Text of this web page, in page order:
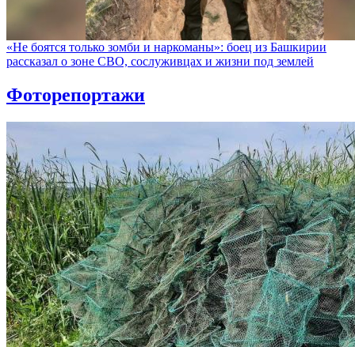
«Не боятся только зомби и наркоманы»: боец из Башкирии
рассказал о зоне СВО, сослуживцах и жизни под землей
Фоторепортажи